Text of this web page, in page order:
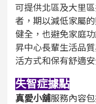
可提供北區及大里
者，期以減低家屬
健全，也避免家庭
昇中心長輩生活品
活方式和保有舒適
失智症據點
真愛小舖服務內容